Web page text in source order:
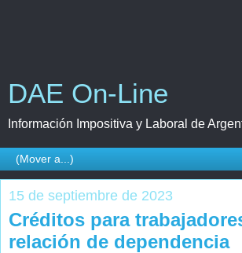
DAE On-Line
Información Impositiva y Laboral de
15 de septiembre de 2023
Créditos para
relación de dependencia